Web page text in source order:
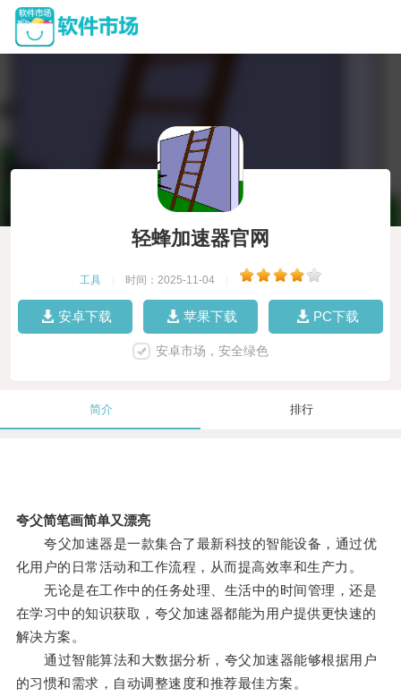
轻蜂加速器官网
工具 时间：2025-11-04
安卓下载 苹果下载 PC下载
安卓市场，安全绿色
简介 排行
夸父简笔画简单又漂亮
夸父加速器是一款集合了最新科技的智能设备，通过优
化用户的日常活动和工作流程，从而提高效率和生产力。
无论是在工作中的任务处理、生活中的时间管理，还是
在学习中的知识获取，夸父加速器都能为用户提供更快速的
解决方案。
通过智能算法和大数据分析，夸父加速器能够根据用户
的习惯和需求，自动调整速度和推荐最佳方案。